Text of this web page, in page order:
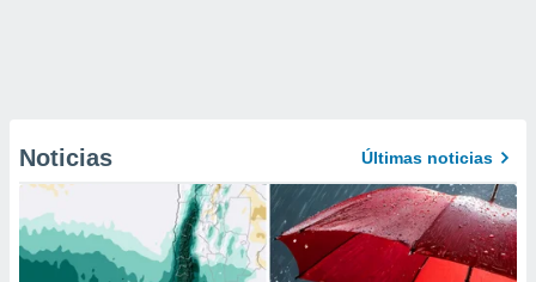
Noticias Últimas noticias